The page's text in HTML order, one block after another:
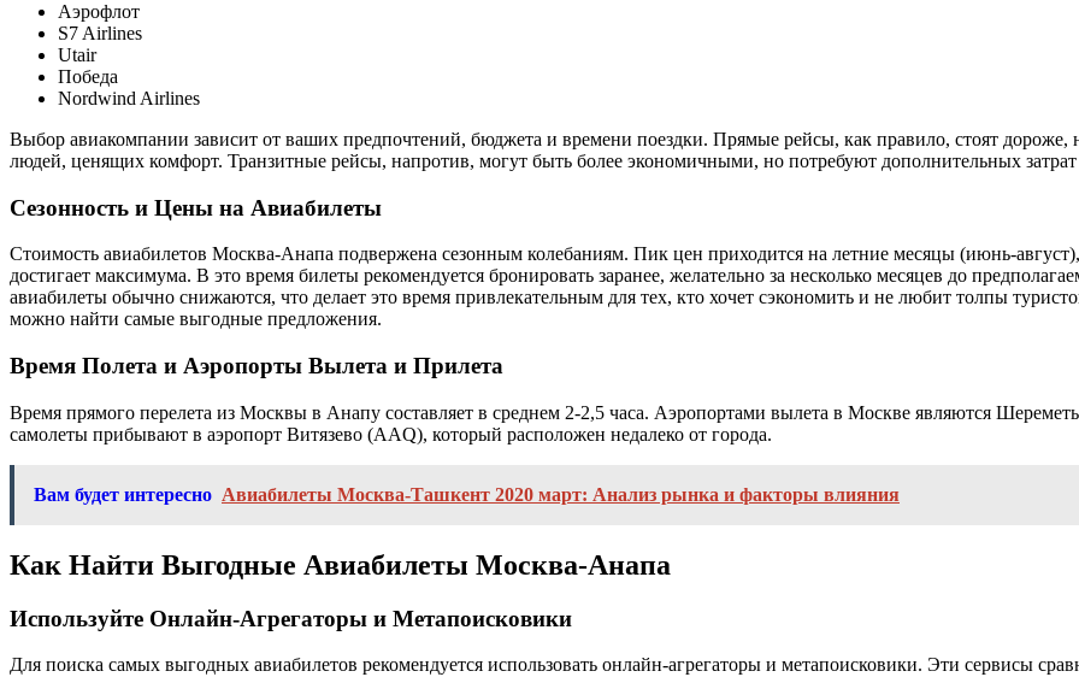
Аэрофлот
S7 Airlines
Utair
Победа
Nordwind Airlines
Выбор авиакомпании зависит от ваших предпочтений, бюджета и времени поездки. Прямые рейсы, как правило, стоят дороже,
людей, ценящих комфорт. Транзитные рейсы, напротив, могут быть более экономичными, но потребуют дополнительных затрат
Сезонность и Цены на Авиабилеты
Стоимость авиабилетов Москва-Анапа подвержена сезонным колебаниям. Пик цен приходится на летние месяцы (июнь-
достигает максимума. В это время билеты рекомендуется бронировать заранее, желательно за несколько месяцев до
авиабилеты обычно снижаются, что делает это время привлекательным для тех, кто хочет сэкономить и не любит толпы
можно найти самые выгодные предложения.
Время Полета и Аэропорты Вылета и Прилета
Время прямого перелета из Москвы в Анапу составляет в среднем 2-2,5 часа. Аэропортами вылета в Москве являются
самолеты прибывают в аэропорт Витязево (AAQ), который расположен недалеко от города.
Вам будет интересно Авиабилеты Москва-Ташкент 2020 март: Анализ рынка и факторы влияния
Как Найти Выгодные Авиабилеты Москва-Анапа
Используйте Онлайн-Агрегаторы и Метапоисковики
Для поиска самых выгодных авиабилетов рекомендуется использовать онлайн-агрегаторы и метапоисковики. Эти сервисы